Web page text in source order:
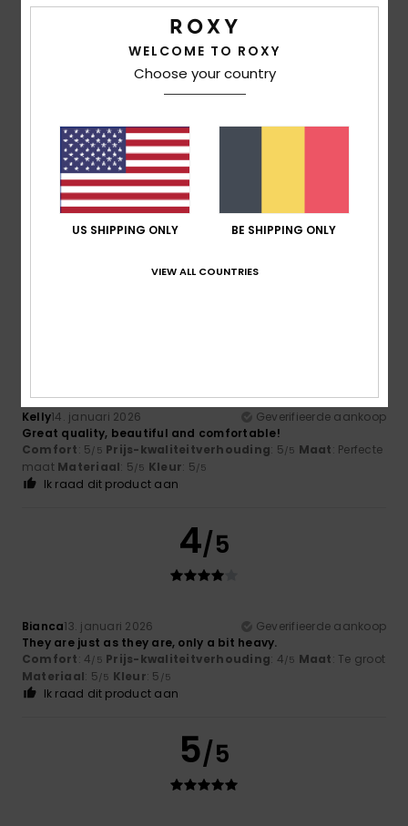
/5
Ik raad dit product aan
5
Client anonyme
15. maart
2026
It's really comfortable inside
Ik raad dit product aan
Kelly14. januari 2026
Geverifieerde aankoop
Great quality, beautiful and comfortable!
Comfort: 5/5 Prijs-kwaliteitverhouding: 5/5 Maat: Perfecte
maat Materiaal: 5/5 Kleur: 5/5
Ik raad dit product aan
4/5
Bianca13. januari 2026
Geverifieerde aankoop
They are just as they are, only a bit heavy.
Comfort: 4/5 Prijs-kwaliteitverhouding: 4/5 Maat: Te groot
Materiaal: 5/5 Kleur: 5 /5
Ik raad dit product aan
5/5
WELCOME TO ROXY
Choose your country
US SHIPPING ONLY BE SHIPPING ONLY
VIEW ALL COUNTRIES